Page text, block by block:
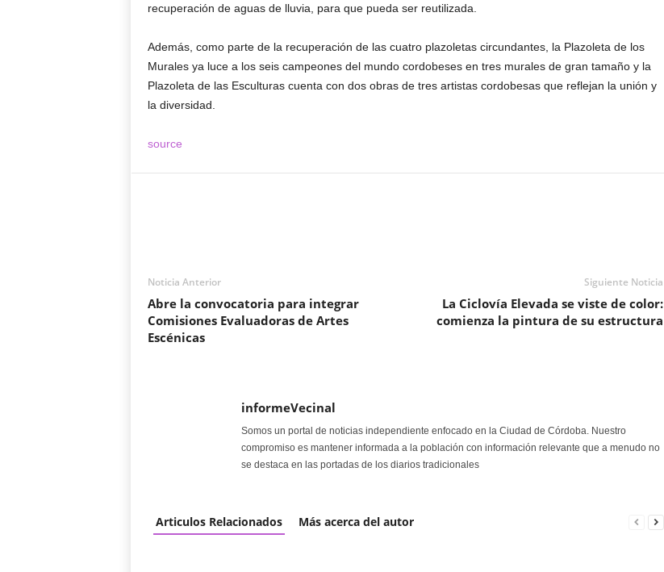
recuperación de aguas de lluvia, para que pueda ser reutilizada.
Además, como parte de la recuperación de las cuatro plazoletas circundantes, la Plazoleta de los
Murales ya luce a los seis campeones del mundo cordobeses en tres murales de gran tamaño y la
Plazoleta de las Esculturas cuenta con dos obras de tres artistas cordobesas que reflejan la unión y
la diversidad.
source
Noticia Anterior
Abre la convocatoria para integrar
Comisiones Evaluadoras de Artes
Escénicas
Siguiente Noticia
La Ciclovía Elevada se viste de color:
comienza la pintura de su estructura
informeVecinal
Somos un portal de noticias independiente enfocado en la Ciudad de Córdoba. Nuestro
compromiso es mantener informada a la población con información relevante que a menudo no
se destaca en las portadas de los diarios tradicionales
Articulos Relacionados Más acerca del autor